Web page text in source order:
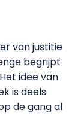
van justitie
begrijpt
idee van
is deels
de gang al